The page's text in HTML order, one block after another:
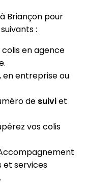
à Briançon pour
:
colis en agence
en entreprise ou
de suiviet
vos colis
et services